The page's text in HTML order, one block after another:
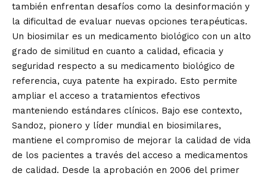
también enfrentan desafíos como la desinformación y
la dificultad de evaluar nuevas opciones terapéuticas.
Un biosimilar es un medicamento biológico con un alto
grado de similitud en cuanto a calidad, eficacia y
seguridad respecto a su medicamento biológico de
referencia, cuya patente ha expirado. Esto permite
ampliar el acceso a tratamientos efectivos
manteniendo estándares clínicos. Bajo ese contexto,
Sandoz, pionero y líder mundial en biosimilares,
mantiene el compromiso de mejorar la calidad de vida
de los pacientes a través del acceso a medicamentos
de calidad. Desde la aprobación en 2006 del primer